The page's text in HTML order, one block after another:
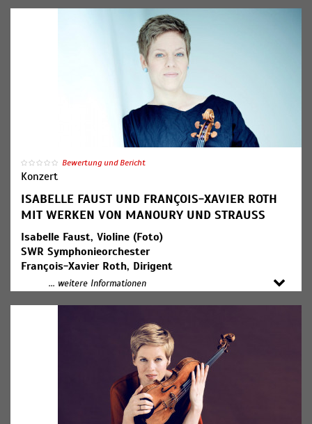
Panu Sundqvist, Violoncello
Hansjacob Staemmler, Klavier
Benjamin Britten: "Phantasy", Quartett für Oboe und
Wolfgang Amadeus Mozart: Oboenquartett F-Dur KV
370
Béla Bartók: Klavierquintett C-Dur Sz 23
Bewertung und Bericht
Konzert
ISABELLE FAUST UND FRANÇOIS-XAVIER ROTH
MIT WERKEN VON MANOURY UND STRAUSS
Isabelle Faust, Violine (Foto)
SWR Symphonieorchester
François-Xavier Roth, Dirigent
Phillippe Manoury: "Oracle" für Violine und Orchester
Richard Strauss: "Ein Heldenleben" op. 40
19:00 Uhr Konzerteinführung
... weitere Informationen